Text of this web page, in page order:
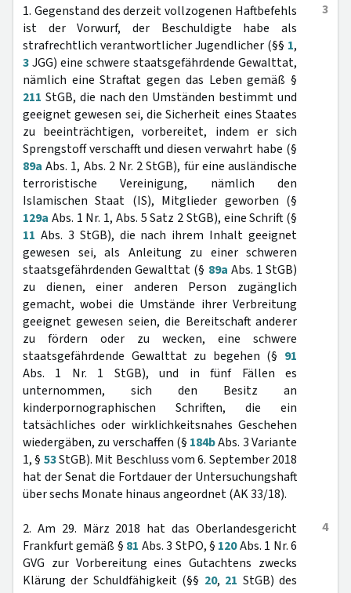
3
1. Gegenstand des derzeit vollzogenen Haftbefehls
ist der Vorwurf, der Beschuldigte habe als
strafrechtlich verantwortlicher Jugendlicher (§§ 1,
3JGG) eine schwere staatsgefährdende Gewalttat,
nämlich eine Straftat gegen das Leben gemäß §
211 StGB, die nach den Umständen bestimmt und
geeignet gewesen sei, die Sicherheit eines Staates
zu beeinträchtigen, vorbereitet, indem er sich
Sprengstoff verschafft und diesen verwahrt habe (§
89a Abs. 1, Abs. 2 Nr. 2 StGB), für eine ausländische
terroristische Vereinigung, nämlich den
Islamischen Staat (IS), Mitglieder geworben (§
129a Abs. 1 Nr. 1, Abs. 5 Satz 2 StGB), eine Schrift (§
11 Abs. 3 StGB), die nach ihrem Inhalt geeignet
gewesen sei, als Anleitung zu einer schweren
staatsgefährdenden Gewalttat (§ 89a Abs. 1 StGB)
zu dienen, einer anderen Person zugänglich
gemacht, wobei die Umstände ihrer Verbreitung
geeignet gewesen seien, die Bereitschaft anderer
zu fördern oder zu wecken, eine schwere
staatsgefährdende Gewalttat zu begehen (§ 91
Abs. 1 Nr. 1 StGB), und in fünf Fällen es
unternommen, sich den Besitz an
kinderpornographischen Schriften, die ein
tatsächliches oder wirklichkeitsnahes Geschehen
wiedergäben, zu verschaffen (§ 184bAbs. 3 Variante
1, § 53StGB). Mit Beschluss vom 6. September 2018
hat der Senat die Fortdauer der Untersuchungshaft
über sechs Monate hinaus angeordnet (AK 33/18).
4
2. Am 29. März 2018 hat das Oberlandesgericht
Frankfurt gemäß § 81 Abs. 3 StPO, § 120Abs. 1 Nr. 6
GVG zur Vorbereitung eines Gutachtens zwecks
Klärung der Schuldfähigkeit (§§ 20, 21 StGB) des